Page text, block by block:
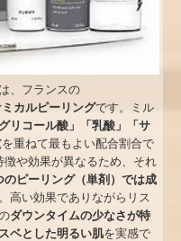
、フランスの
カルピーリングです。ミル
グリコール酸」「乳酸」「サ
重ねて最もよい配合割合で
徴や効果が異なるため、それ
のピーリング（単剤）では成
高い効果でありながらリス
ダウンタイムの少なさが特
ベとした明るい肌を実感で